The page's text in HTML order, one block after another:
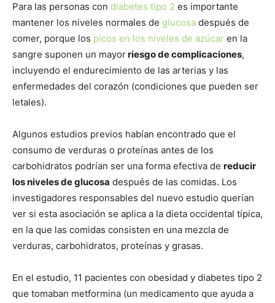
Para las personas con diabetes tipo 2 es importante
mantener los niveles normales de glucosa después de
comer, porque los picos en los niveles de azúcar en la
sangre suponen un mayorriesgo de complicaciones,
incluyendo el endurecimiento de las arterias y las
enfermedades del corazón (condiciones que pueden ser
letales).
Algunos estudios previos habían encontrado que el
consumo de verduras o proteínas antes de los
carbohidratos podrían ser una forma efectiva de reducir
los niveles de glucosa después de las comidas. Los
investigadores responsables del nuevo estudio querían
ver si esta asociación se aplica a la dieta occidental típica,
en la que las comidas consisten en una mezcla de
verduras, carbohidratos, proteínas y grasas.
En el estudio, 11 pacientes con obesidad y diabetes tipo 2
que tomaban metformina (un medicamento que ayuda a